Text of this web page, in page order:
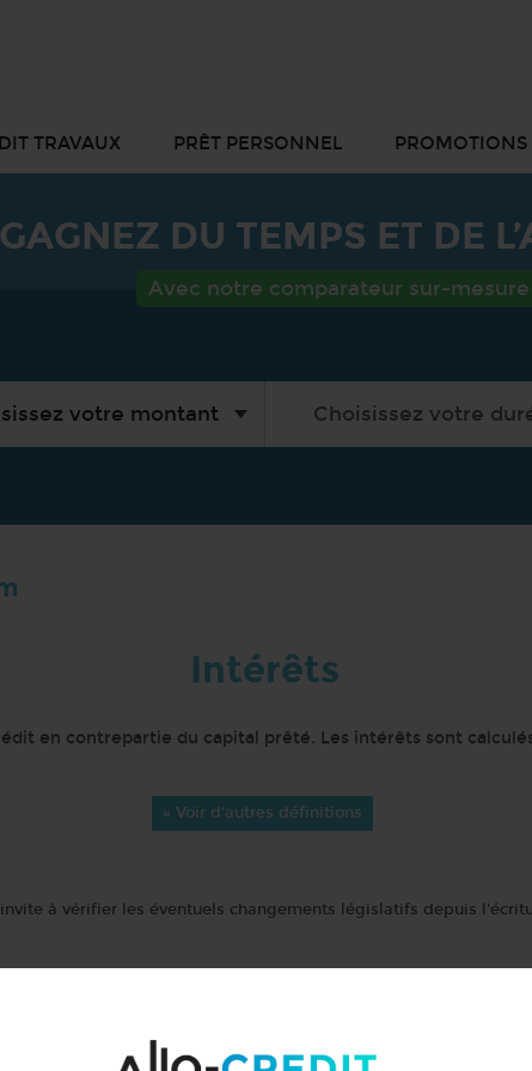
TRAVAUX PRÊT PERSONNEL PROMOTIONS
GAGNEZ DU TEMPS ET DE
Avec notre comparateur sur-mesure
Intérêts
en contrepartie du capital prêté. Les intérêts sont
« Voir d'autres définitions
à vérifier les éventuels changements législatifs depuis